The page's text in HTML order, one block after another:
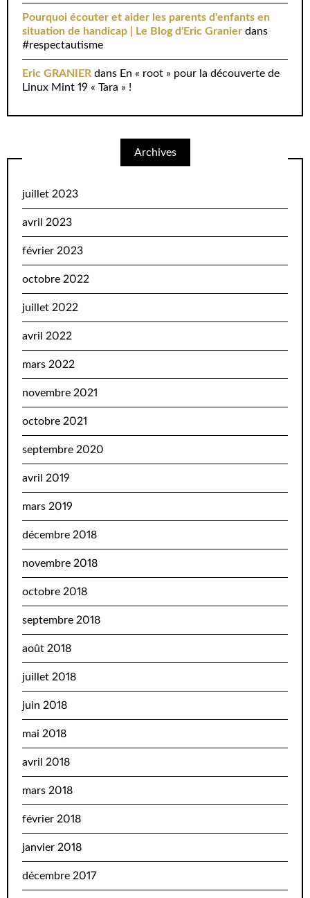
Pourquoi écouter et aider les parents d'enfants en
situation de handicap | Le Blog d'Eric Granier dans
#respectautisme
Eric GRANIER dans En « root » pour la découverte de
Linux Mint 19 « Tara » !
Archives
juillet 2023
avril 2023
février 2023
octobre 2022
juillet 2022
avril 2022
mars 2022
novembre 2021
octobre 2021
septembre 2020
avril 2019
mars 2019
décembre 2018
novembre 2018
octobre 2018
septembre 2018
août 2018
juillet 2018
juin 2018
mai 2018
avril 2018
mars 2018
février 2018
janvier 2018
décembre 2017